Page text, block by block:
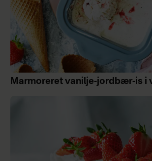
Marmoreret vanilje-jordbær-is i